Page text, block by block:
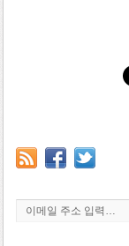
이메일 주소 입력…